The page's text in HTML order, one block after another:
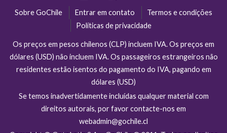
Sobre GoChile Entrar em contato
Termos e condições
Políticas de privacidade
Os preços em pesos chilenos (CLP) incluem IVA. Os preços em
dólares (USD) não incluem IVA. Os passageiros estrangeiros não
residentes estão isentos do pagamento do IVA, pagando em
dólares (USD)
Se temos inadvertidamente incluídas qualquer material com
direitos autorais, por favor contacte-nos em
webadmin@gochile.cl